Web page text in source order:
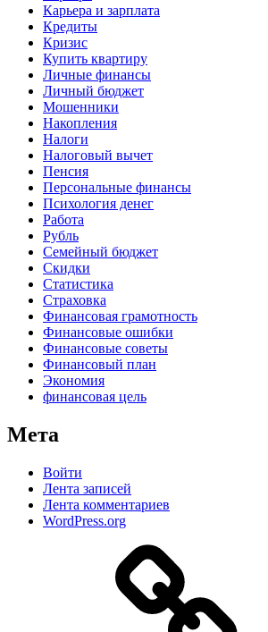
Карьера и зарплата
Кредиты
Кризис
Купить квартиру
Личные финансы
Личный бюджет
Мошенники
Накопления
Налоги
Налоговый вычет
Пенсия
Персональные финансы
Психология денег
Работа
Рубль
Семейный бюджет
Скидки
Статистика
Страховка
Финансовая грамотность
Финансовые ошибки
Финансовые советы
Финансовый план
Экономия
финансовая цель
Мета
Войти
Лента записей
Лента комментариев
WordPress.org